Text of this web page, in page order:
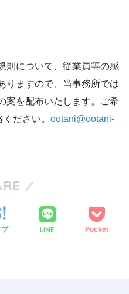
則について、従業員等の感
りますので、当事務所では
案を配布いたします。ご希
ださい。 ootani@ootani-
LINE Pocket